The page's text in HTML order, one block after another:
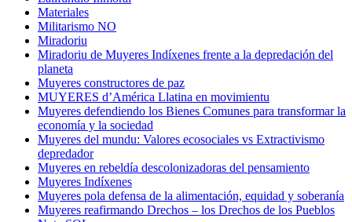
Materiales
Militarismo NO
Miradoriu
Miradoriu de Muyeres Indíxenes frente a la depredación del
planeta
Muyeres constructores de paz
MUYERES d’América Llatina en movimientu
Muyeres defendiendo los Bienes Comunes para transformar la
economía y la sociedad
Muyeres del mundu: Valores ecosociales vs Extractivismo
depredador
Muyeres en rebeldía descolonizadoras del pensamiento
Muyeres Indíxenes
Muyeres pola defensa de la alimentación, equidad y soberanía
Muyeres reafirmando Drechos – los Drechos de los Pueblos